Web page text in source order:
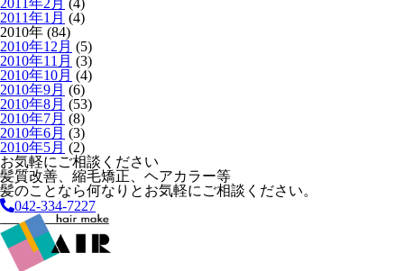
2011年2月 (4)
2011年1月 (4)
2010年 (84)
2010年12月 (5)
2010年11月 (3)
2010年10月 (4)
2010年9月 (6)
2010年8月 (53)
2010年7月 (8)
2010年6月 (3)
2010年5月 (2)
お気軽にご相談ください
髪質改善、縮毛矯正、ヘアカラー等
髪のことなら何なりとお気軽にご相談ください。
042-334-7227